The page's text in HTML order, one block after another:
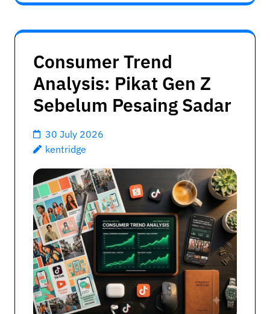
Consumer Trend
Analysis: Pikat Gen Z
Sebelum Pesaing Sadar
30 July 2026
kentridge